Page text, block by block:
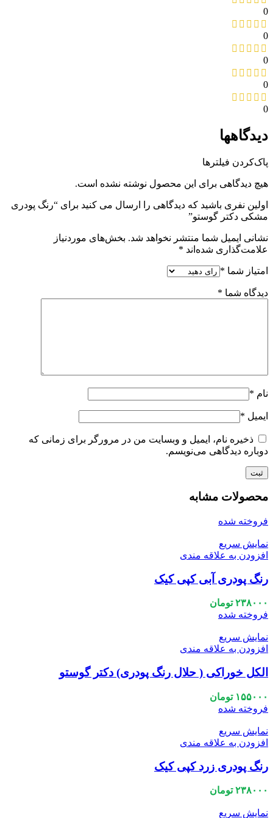
0
0
0
0
0
دیدگاهها
پاک‌کردن فیلترها
هیچ دیدگاهی برای این محصول نوشته نشده است.
اولین نفری باشید که دیدگاهی را ارسال می کنید برای “رنگ پودری
مشکی دکتر گوستو”
نشانی ایمیل شما منتشر نخواهد شد. بخش‌های موردنیاز
علامت‌گذاری شده‌اند *
امتیاز شما *
دیدگاه شما *
نام *
ایمیل *
ذخیره نام، ایمیل و وبسایت من در مرورگر برای زمانی که
دوباره دیدگاهی می‌نویسم.
محصولات مشابه
فروخته شده
نمایش سریع
افزودن به علاقه مندی
رنگ پودری آبی کپی کیک
۲۳۸۰۰۰ تومان
فروخته شده
نمایش سریع
افزودن به علاقه مندی
الکل خوراکی ( حلال رنگ پودری) دکتر گوستو
۱۵۵۰۰۰ تومان
فروخته شده
نمایش سریع
افزودن به علاقه مندی
رنگ پودری زرد کپی کیک
۲۳۸۰۰۰ تومان
نمایش سریع